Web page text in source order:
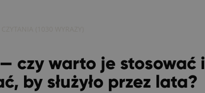
czy warto je stosować i
by służyło przez lata?